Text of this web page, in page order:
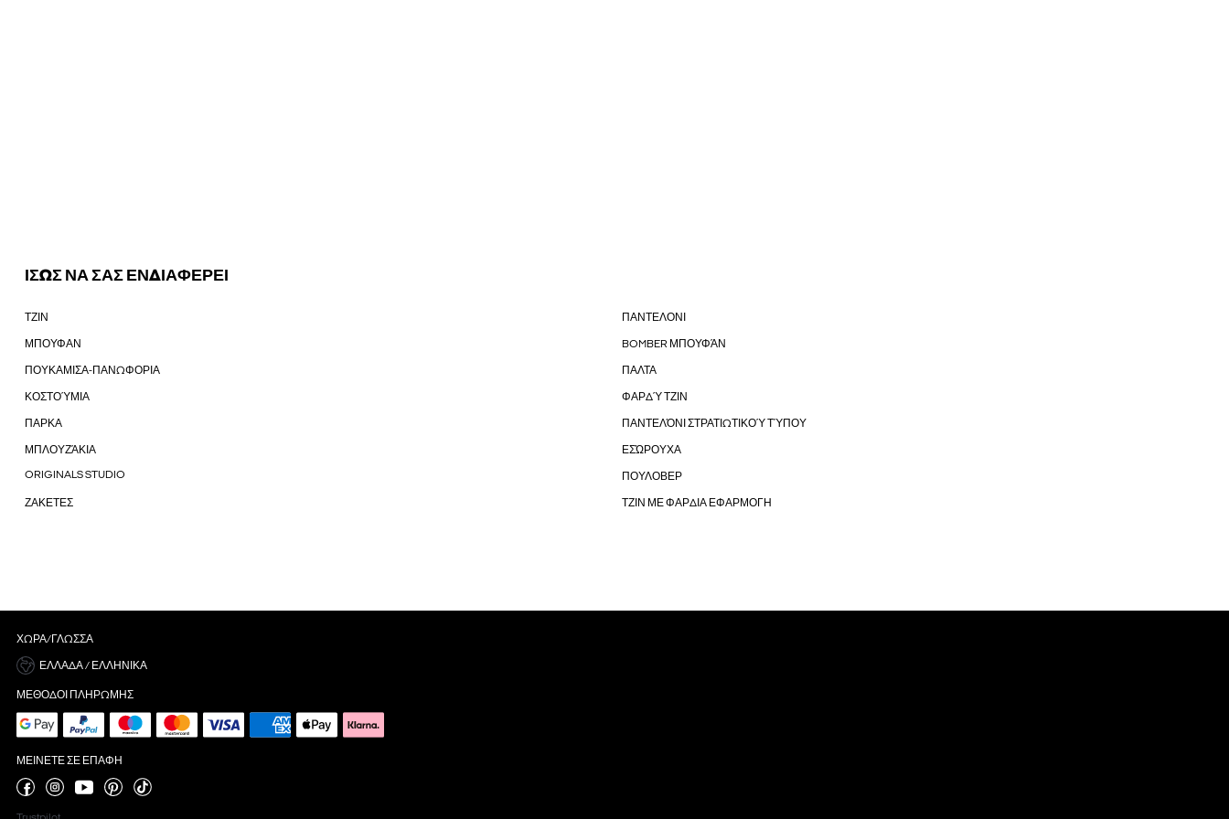
ΙΣΩΣ ΝΑ ΣΑΣ ΕΝΔΙΑΦΕΡΕΙ
ΤΖΙΝ ΠΑΝΤΕΛΟΝΙ
ΜΠΟΥΦΑΝ BOMBER ΜΠΟΥΦΆΝ
ΠΟΥΚΑΜΙΣΑ-ΠΑΝΩΦΟΡΙΑ ΠΑΛΤΑ
ΚΟΣΤΟΎΜΙΑ ΦΑΡΔΎ ΤΖΙΝ
ΠΑΡΚΑ ΠΑΝΤΕΛΌΝΙ ΣΤΡΑΤΙΩΤΙΚΟΎ ΤΎΠΟΥ
ΜΠΛΟΥΖΆΚΙΑ ΕΣΏΡΟΥΧΑ
ORIGINALS STUDIO ΠΟΥΛΟΒΕΡ
ΖΑΚΕΤΕΣ ΤΖΙΝ ΜΕ ΦΑΡΔΙΑ ΕΦΑΡΜΟΓΗ
ΧΏΡΑ/ΓΛΏΣΣΑ
ΕΛΛΆΔΑ / ΕΛΛΗΝΙΚΆ
ΜΈΘΟΔΟΙ ΠΛΗΡΩΜΉΣ
ΜΕΊΝΕΤΕ ΣΕ ΕΠΑΦΉ